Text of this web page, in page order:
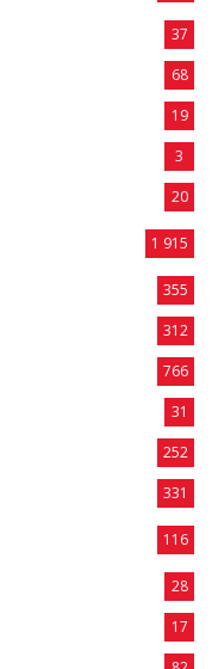
37
68
19
3
20
1 915
355
312
766
31
252
331
116
28
17